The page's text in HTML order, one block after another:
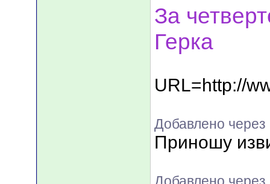
За
Герка
URL=http://
Добавлено
Приношу